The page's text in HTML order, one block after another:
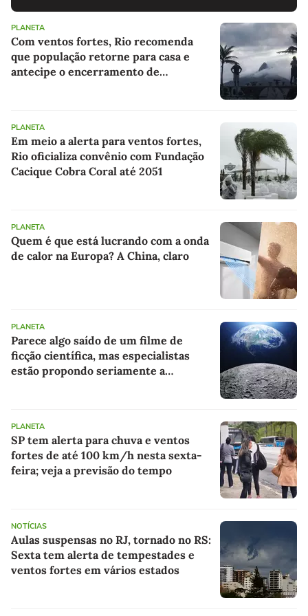
PLANETA
Com ventos fortes, Rio recomenda
que população retorne para casa e
antecipe o encerramento de
PLANETA
Em meio a alerta para ventos fortes,
Rio oficializa convênio com Fundação
Cacique Cobra Coral até 2051
PLANETA
Quem é que está lucrando com a onda
de calor na Europa? A China, claro
PLANETA
Parece algo saído de um filme de
ficção científica, mas especialistas
estão propondo seriamente a
PLANETA
SP tem alerta para chuva e ventos
fortes de até 100 km/h nesta sexta-
feira; veja a previsão do tempo
NOTÍCIAS
Aulas suspensas no RJ, tornado no RS:
Sexta tem alerta de tempestades e
ventos fortes em vários estados